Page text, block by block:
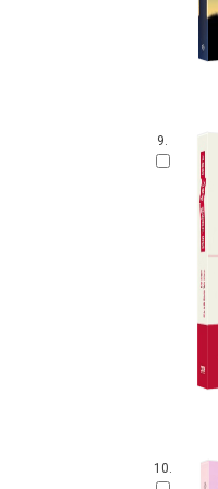
9.
10.